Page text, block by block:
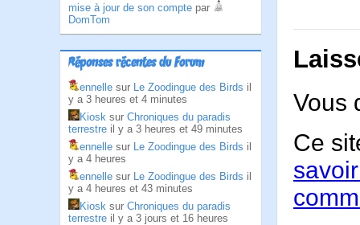
mise à jour de son compte par
DomTom
Réponses récentes du Forum
ennelle sur Le Zoodingue des Birds il
y a 3 heures et 4 minutes
Kiosk sur Chroniques du paradis
terrestre il y a 3 heures et 49 minutes
ennelle sur Le Zoodingue des Birds il
y a 4 heures
ennelle sur Le Zoodingue des Birds il
y a 4 heures et 43 minutes
Kiosk sur Chroniques du paradis
terrestre il y a 3 jours et 16 heures
Vous
Ce